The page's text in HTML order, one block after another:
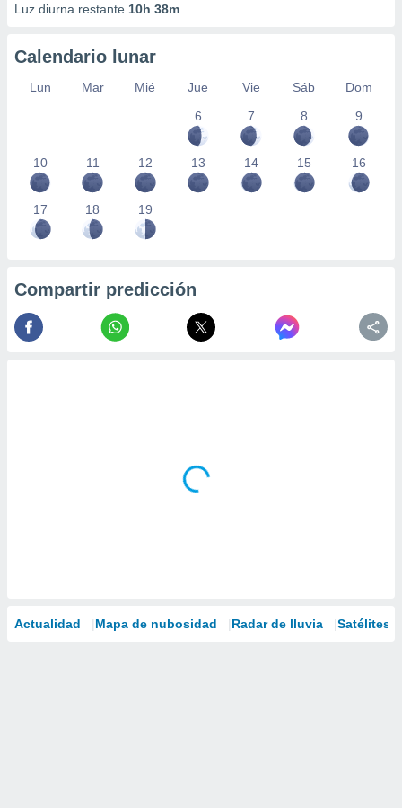
Luz diurna restante 10h 38m
Calendario lunar
Lun Mar Mié Jue Vie Sáb
Dom
6
7 8 9
10 11 12 13 14 15 16
17 18 19
Compartir predicción
Actualidad Mapa de nubosidad Radar de lluvia Satélites